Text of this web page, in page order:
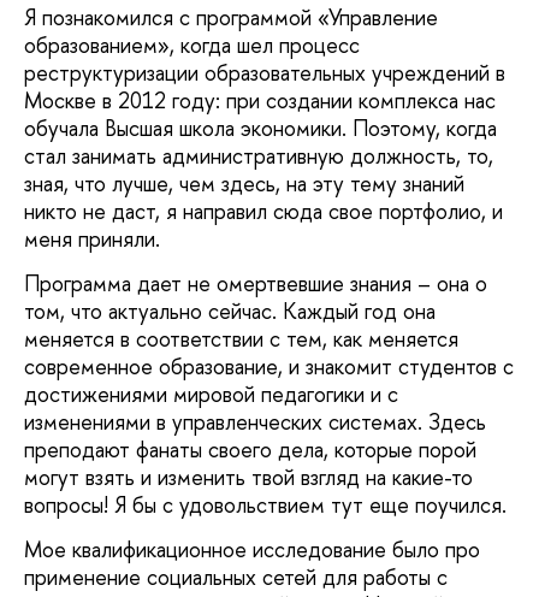
Я познакомился с программой «Управление
образованием», когда шел процесс
реструктуризации образовательных учреждений в
Москве в 2012 году: при создании комплекса нас
обучала Высшая школа экономики. Поэтому, когда
стал занимать административную должность, то,
зная, что лучше, чем здесь, на эту тему знаний
никто не даст, я направил сюда свое портфолио, и
меня приняли.
Программа дает не омертвевшие знания – она о
том, что актуально сейчас. Каждый год она
меняется в соответствии с тем, как меняется
современное образование, и знакомит студентов с
достижениями мировой педагогики и с
изменениями в управленческих системах. Здесь
преподают фанаты своего дела, которые порой
могут взять и изменить твой взгляд на какие-то
вопросы! Я бы с удовольствием тут еще поучился.
Мое квалификационное исследование было про
применение социальных сетей для работы с